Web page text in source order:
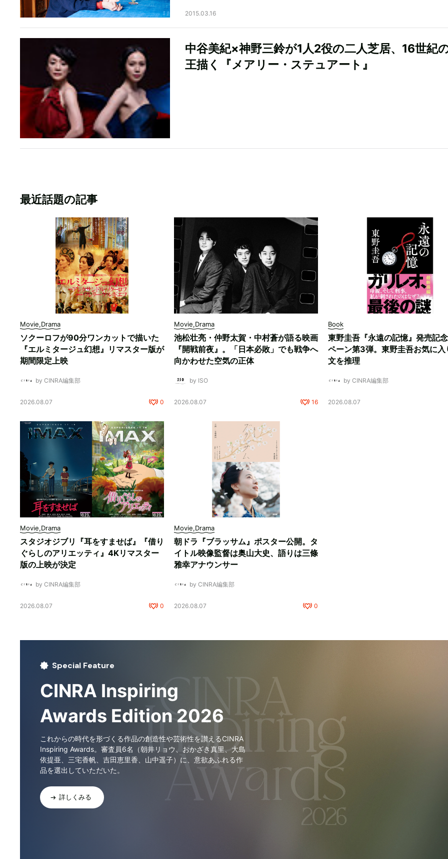
2015.03.16
中谷美紀×神野三鈴が1人2役の二人芝居、16世紀
王描く『メアリー・ステュアート』
最近話題の記事
Movie,Drama
ソクーロフが90分ワンカットで描いた
『エルミタージュ幻想』リマスター版が
期間限定上映
by CINRA編集部
2026.08.07 0
Movie,Drama
池松壮亮・仲野太賀・中村蒼が語る映画
『開戦前夜』。「日本必敗」でも戦争へ
向かわせた空気の正体
by ISO
2026.08.07 16
Book
東野圭吾『永遠の記憶』発売記
ペーン第3弾。東野圭吾お気に入
文を推理
by CINRA編集部
2026.08.07
Movie,Drama
スタジオジブリ『耳をすませば』『借り
ぐらしのアリエッティ』4Kリマスター
版の上映が決定
by CINRA編集部
2026.08.07 0
Movie,Drama
朝ドラ『ブラッサム』ポスター公開。タ
イトル映像監督は奥山大史、語りは三條
雅幸アナウンサー
by CINRA編集部
2026.08.07 0
Special Feature
CINRA Inspiring
Awards Edition 2026
これからの時代を形づくる作品の創造性や芸術性を讃えるCINRA
Inspiring Awards。審査員6名（朝井リョウ、おかざき真里、大島
依提亜、三宅香帆、吉田恵里香、山中遥子）に、意欲あふれる作
品を選出していただいた。
詳しくみる